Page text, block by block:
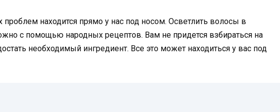
находится прямо у нас под носом. Осветлить волосы в
с помощью народных рецептов. Вам не придется взбираться на
необходимый ингредиент. Все это может находиться у вас под